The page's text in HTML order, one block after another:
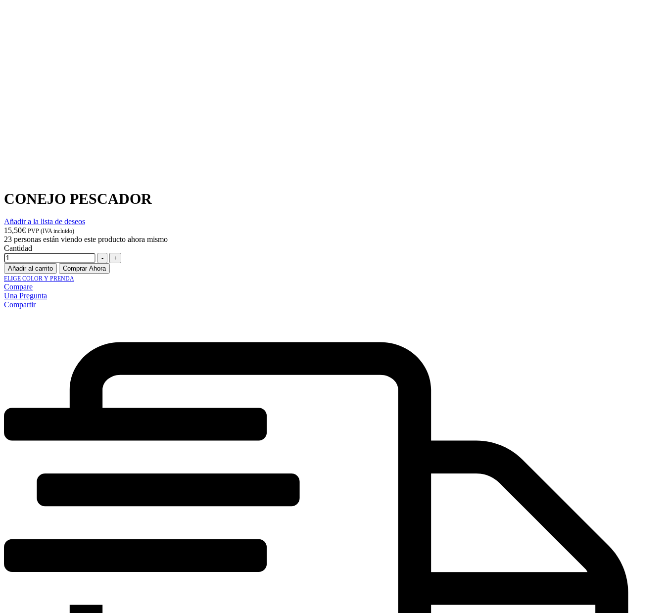
CONEJO PESCADOR
Añadir a la lista de deseos
15,50€ PVP (IVA incluido)
23 personas están viendo este producto ahora mismo
Cantidad
-
+
Añadir al carrito
Comprar Ahora
ELIGE COLOR Y PRENDA
Compare
Una Pregunta
Compartir